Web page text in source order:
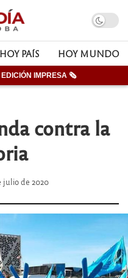
HOY PAÍS HOY MUNDO
IMPRESA 🗞
contra la
julio de 2020